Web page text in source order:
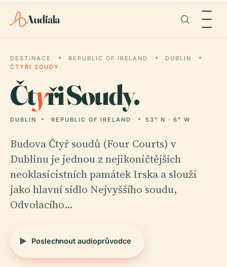
Audiala
DESTINACE REPUBLIC OF IRELAND
DUBLIN
ČTYŘI SOUDY
Čtyři Soudy.
DUBLIN REPUBLIC OF IRELAND 53° N · 6° W
Budova Čtyř soudů (Four Courts) v
Dublinu je jednou z nejikoničtějších
neoklasicistních památek Irska a slouží
jako hlavní sídlo Nejvyššího soudu,
Odvolacího…
Poslechnout audioprůvodce